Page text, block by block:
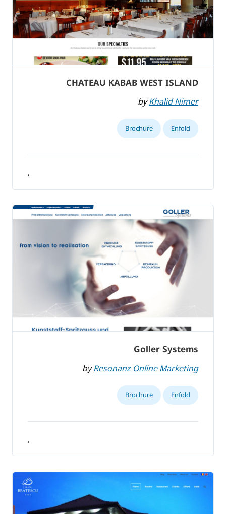
CHATEAU KABAB WEST ISLAND
byKhalid Nimer
Enfold
Brochure
,
Goller Systems
byResonanz Online Marketing
Enfold
Brochure
,